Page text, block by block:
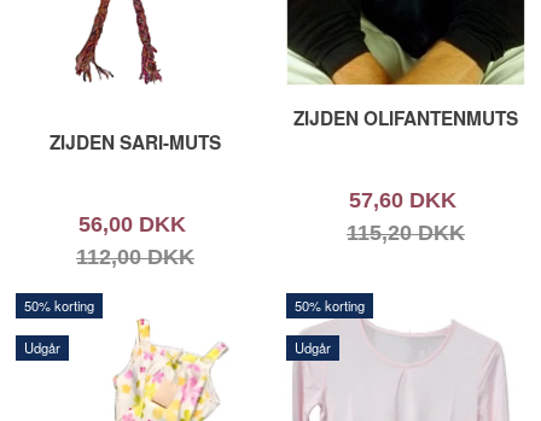
ZIJDEN SARI-MUTS
56,00 DKK
112,00 DKK
ZIJDEN OLIFANTENMUTS
57,60 DKK
115,20 DKK
50% korting
Udgår
50% korting
Udgår